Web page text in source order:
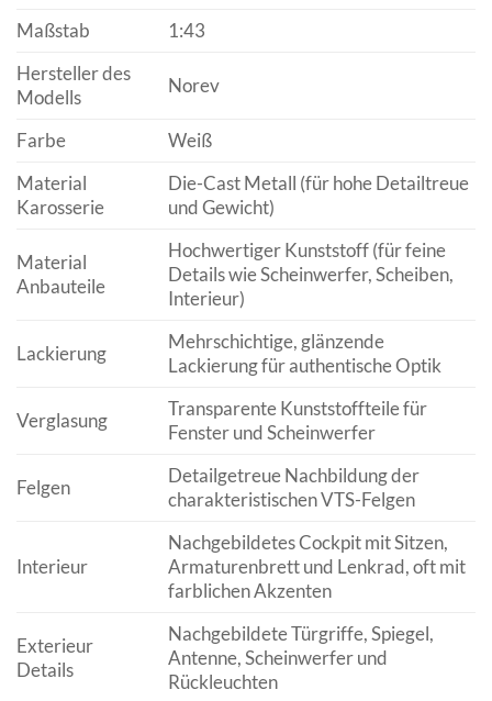
Maßstab
1:43
Hersteller des
Modells
Norev
Farbe
Weiß
Material
Karosserie
Die-Cast Metall (für hohe Detailtreue
und Gewicht)
Material
Anbauteile
Hochwertiger Kunststoff (für feine
Details wie Scheinwerfer, Scheiben,
Interieur)
Lackierung
Mehrschichtige, glänzende
Lackierung für authentische Optik
Verglasung
Transparente Kunststoffteile für
Fenster und Scheinwerfer
Felgen
Detailgetreue Nachbildung der
charakteristischen VTS-Felgen
Interieur
Nachgebildetes Cockpit mit Sitzen,
Armaturenbrett und Lenkrad, oft mit
farblichen Akzenten
Exterieur
Details
Nachgebildete Türgriffe, Spiegel,
Antenne, Scheinwerfer und
Rückleuchten